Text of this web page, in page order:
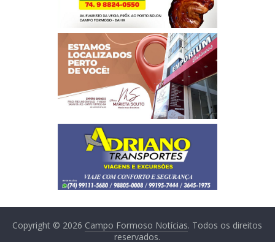
Copyright © 2026 Campo Formoso Notícias. Todos os direitos
reservados.